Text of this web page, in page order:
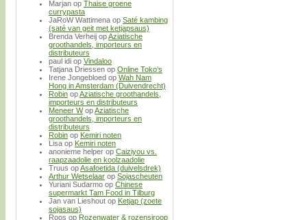
Marjan op Thaise groene
currypasta
JaRoW Wattimena op Saté kambing
(saté van geit met ketjapsaus)
Brenda Verheij opAziatische
groothandels, importeurs en
distributeurs
paul idi op Vindaloo
Tatjana Driessen op Online Toko’s
Irene Jongebloed op Wah Nam
Hong in Amsterdam (Duivendrecht)
Robin opAziatische groothandels,
importeurs en distributeurs
Meneer WopAziatische
groothandels, importeurs en
distributeurs
Robin op Kemiri noten
Lisa op Kemiri noten
anonieme helper op Caiziyou vs.
raapzaadolie en koolzaadolie
Truus opAsafoetida (duivelsdrek)
Arthur Wetselaar op Sojascheuten
Yuriani Sudarmo op Chinese
supermarkt Tam Food in Tilburg
Jan van Lieshout op Ketjap (zoete
sojasaus)
Roos op Rozenwater & rozensiroop